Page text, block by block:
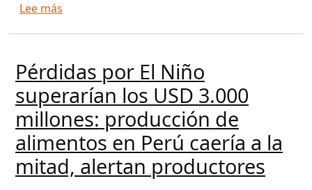
Lee más
Pérdidas por El Niño
superarían los USD 3.000
millones: producción de
alimentos en Perú caería a la
mitad, alertan productores